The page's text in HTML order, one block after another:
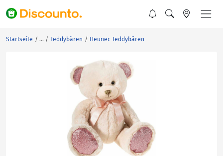
Startseite Teddybären Heunec Teddybären